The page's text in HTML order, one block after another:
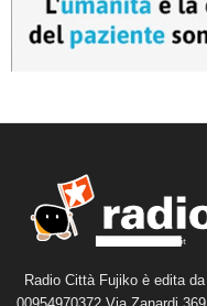
Radio Città Fujiko è edita